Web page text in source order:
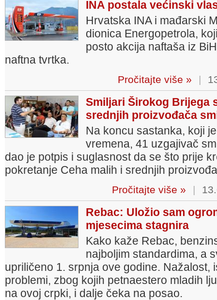
INA postala većinski
Hrvatska INA i mađarski
dionica Energopetrola,
posto akcija naftaša iz
naftna tvrtka.
Pročitajte više » |
Smiljari Širokog Brijega
srednjih proizvođača
Na koncu sastanka, koji
vremena, 41 uzgajivač
dao je potpis i suglasnost da se što prije
pokretanje Ceha malih i srednjih
Pročitajte više » |
Rebac: Uložio sam
mjesecima stagnira
Kako kaže Rebac,
najboljim standardima, a
upriličeno 1. srpnja ove godine. Nažalost,
problemi, zbog kojih petnaestero mladih
na ovoj crpki, i dalje čeka na posao.